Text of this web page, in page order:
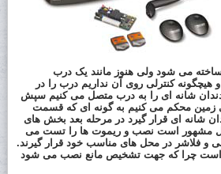
می شود ولی هنوز مانند یک درب
کنترلی روی آن نداریم درب را در
شانه ای را به درب متصل می کنیم سپش
زمین محکم می کنیم به گونه ای که قسمت
شانه ای قرار گیرد در مرحله بعد بخش های
مشهور است نصب و ریموت ها را تست می
و فلاشر در محل های مناسب خود قرار گیرند.
است چرا که جهت تشخیص مانع نصب می شود